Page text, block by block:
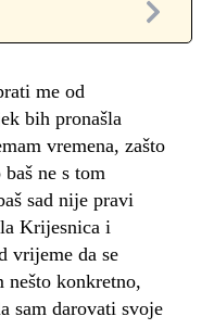
me od
bih pronašla
vremena, zašto
ne s tom
sad nije pravi
Krijesnica i
vrijeme da se
konkretno,
sam darovati svoje